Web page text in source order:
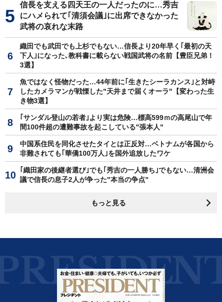
信長を支える四天王の一人だったのに…秀吉
にハメられて｢清須会議｣に出席できなかった
武将の哀れな末路
織田でも武田でも上杉でもない…信長より20年早く｢最初の天
下人｣になった､教科書に載らない戦国武将の名前【豊臣兄弟！
3選】
魚ではなく怪物だった…44年前に｢生きたシーラカンス｣と対峙
したカメラマンが戦慄した"天井まで届くオーラ"【変わった生
き物3選】
｢サンダル登山の若者｣より実は危険…標高599ｍの高尾山で年
間100件超の遭難事故を起こしている"張本人"
中国系住民を同化させたタイとは正反対…ベトナムが各国から
非難されても｢華僑100万人｣を国外追放したワケ
｢織田家の後継者選び｣でも｢秀吉の一人勝ち｣でもない…清洲会
議で信長の息子2人が争った"本当の争点"
もっと見る